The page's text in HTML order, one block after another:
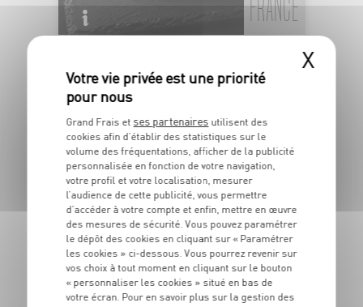
Semoule de blé dur et fruits
Dans la limite des stocks disponibles
1
Les 100g - Soit 15€90 le kg
DU 04/08 AU 10/08
X
Grand Frais et ses partenaires utilisent des
cookies afin d’établir des statistiques sur le
volume des fréquentations, afficher de la publicité
personnalisée en fonction de votre navigation,
votre profil et votre localisation, mesurer
l’audience de cette publicité, vous permettre
d’accéder à votre compte et enfin, mettre en œuvre
des mesures de sécurité. Vous pouvez paramétrer
le dépôt des cookies en cliquant sur « Paramétrer
les cookies » ci-dessous. Vous pourrez revenir sur
vos choix à tout moment en cliquant sur le bouton
« personnaliser les cookies » situé en bas de
votre écran. Pour en savoir plus sur la gestion des